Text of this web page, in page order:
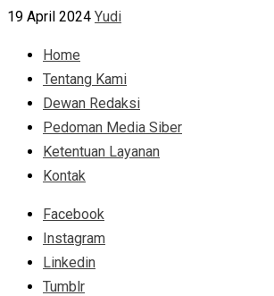
19 April 2024 Yudi
Home
Tentang Kami
Dewan Redaksi
Pedoman Media Siber
Ketentuan Layanan
Kontak
Facebook
Instagram
Linkedin
Tumblr